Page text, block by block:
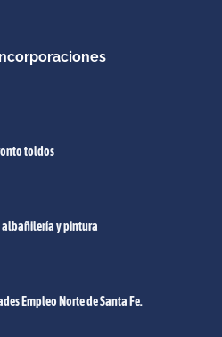
toldos
albañilería y pintura
Empleo Norte de Santa Fe.